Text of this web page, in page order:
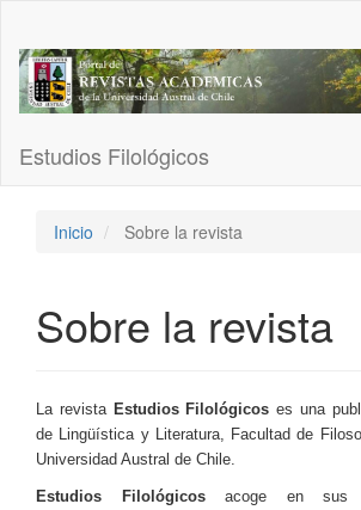
Contenido
principal
Barra
Estudios Filológicos
Inicio Sobre la revista
Sobre la revista
La revista Estudios Filológicos es una
de Lingüística y Literatura, Facultad de
Universidad Austral de Chile.
Estudios Filológicosacoge en sus